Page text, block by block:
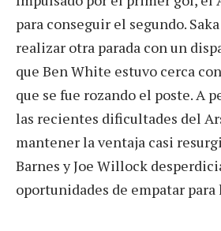
para conseguir el segundo.
realizar otra parada con un
que Ben White estuvo cerca
que se fue rozando el poste. A
las recientes dificultades del
mantener la ventaja casi
Barnes y Joe Willock
oportunidades de empatar